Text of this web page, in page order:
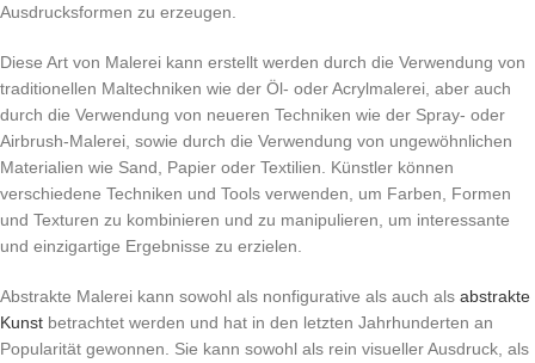
Ausdrucksformen zu erzeugen.
Diese Art von Malerei kann erstellt werden durch die Verwendung von
traditionellen Maltechniken wie der Öl- oder Acrylmalerei, aber auch
durch die Verwendung von neueren Techniken wie der Spray- oder
Airbrush-Malerei, sowie durch die Verwendung von ungewöhnlichen
Materialien wie Sand, Papier oder Textilien. Künstler können
verschiedene Techniken und Tools verwenden, um Farben, Formen
und Texturen zu kombinieren und zu manipulieren, um interessante
und einzigartige Ergebnisse zu erzielen.
Abstrakte Malerei kann sowohl als nonfigurative als auch als abstrakte
Kunst betrachtet werden und hat in den letzten Jahrhunderten an
Popularität gewonnen. Sie kann sowohl als rein visueller Ausdruck, als